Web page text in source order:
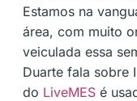
Estamos na
área, com muito
veiculada essa
Duarte fala sobre
do LiveMES é